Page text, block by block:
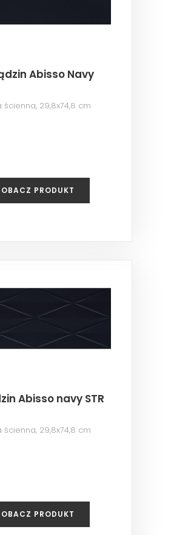
Abisso Navy
ścienna, 29,8x74,8 cm
PRODUKT
Abisso navy STR
ścienna, 29,8x74,8 cm
PRODUKT